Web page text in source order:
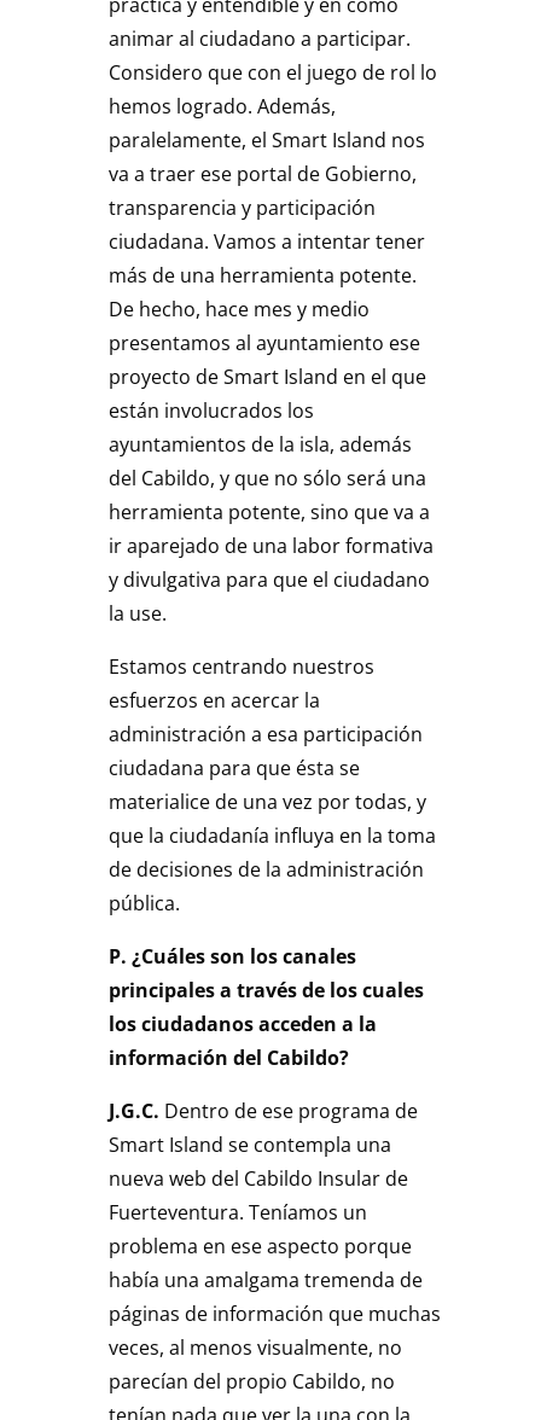
animar al ciudadano a participar.
Considero que con el juego de rol lo
hemos logrado. Además,
paralelamente, el Smart Island nos
va a traer ese portal de Gobierno,
transparencia y participación
ciudadana. Vamos a intentar tener
más de una herramienta potente.
De hecho, hace mes y medio
presentamos al ayuntamiento ese
proyecto de Smart Island en el que
están involucrados los
ayuntamientos de la isla, además
del Cabildo, y que no sólo será una
herramienta potente, sino que va a
ir aparejado de una labor formativa
y divulgativa para que el ciudadano
la use.
Estamos centrando nuestros
esfuerzos en acercar la
administración a esa participación
ciudadana para que ésta se
materialice de una vez por todas, y
que la ciudadanía influya en la toma
de decisiones de la administración
pública.
P. ¿Cuáles son los canales
principales a través de los cuales
los ciudadanos acceden a la
información del Cabildo?
J.G.C. Dentro de ese programa de
Smart Island se contempla una
nueva web del Cabildo Insular de
Fuerteventura. Teníamos un
problema en ese aspecto porque
había una amalgama tremenda de
páginas de información que muchas
veces, al menos visualmente, no
parecían del propio Cabildo, no